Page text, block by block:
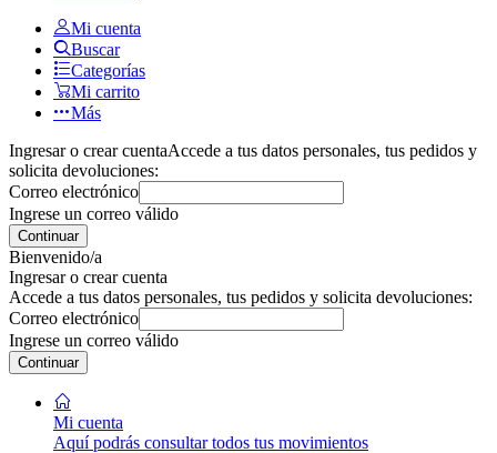
Mi cuenta
Buscar
Categorías
Mi carrito
Más
Ingresar o crear cuentaAccede a tus datos personales, tus pedidos y
solicita devoluciones:
Correo electrónico
Ingrese un correo válido
Continuar
Bienvenido/a
Ingresar o crear cuenta
Accede a tus datos personales, tus pedidos y solicita devoluciones:
Correo electrónico
Ingrese un correo válido
Continuar
Mi cuenta
Aquí podrás consultar todos tus movimientos